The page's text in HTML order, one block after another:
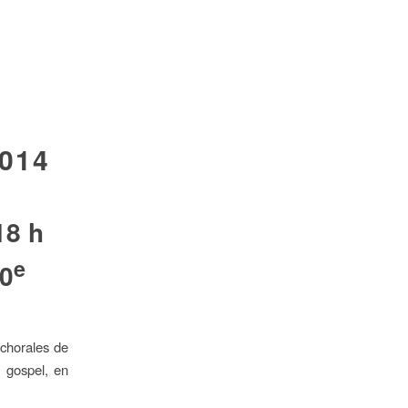
h
e
de
gospel, en